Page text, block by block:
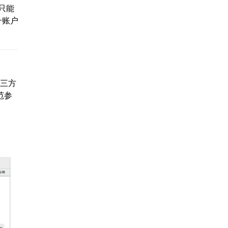
能
户
方
参